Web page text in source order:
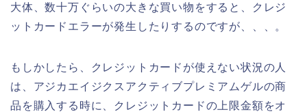
大体、数十万ぐらいの大きな買い物をすると、クレジ
ットカードエラーが発生したりするのですが、、、。
もしかしたら、クレジットカードが使えない状況の人
は、アジカエイジクスアクティブプレミアムゲルの商
品を購入する時に、クレジットカードの上限金額をオ